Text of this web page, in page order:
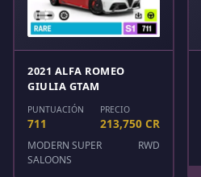
2021 ALFA ROMEO
GIULIA GTAM
PUNTUACIÓN
711
PRECIO
213,750 CR
MODERN SUPER
SALOONS
RWD